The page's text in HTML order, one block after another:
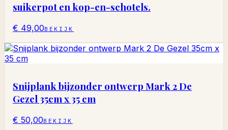
suikerpot en kop-en-schotels.
€ 49,00BEKIJK
Snijplank bijzonder ontwerp Mark 2 De
Gezel 35cm x 35 cm
€ 50,00BEKIJK